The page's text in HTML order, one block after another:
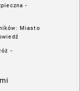
-
Miasto
-